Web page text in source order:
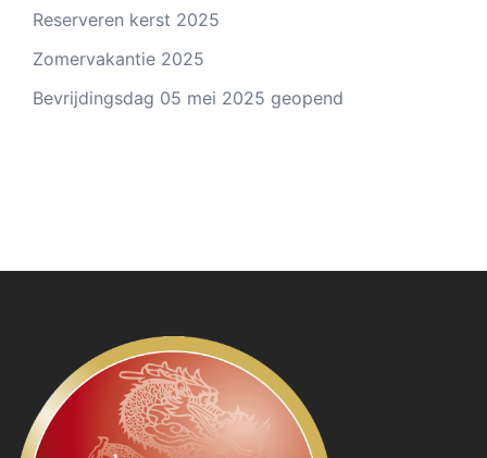
Reserveren kerst 2025
Zomervakantie 2025
Bevrijdingsdag 05 mei 2025 geopend